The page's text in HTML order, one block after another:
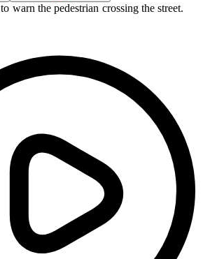
to warn the pedestrian crossing the street.